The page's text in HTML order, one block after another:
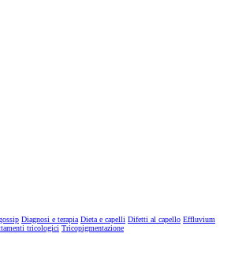
Diagnosi e terapia Dieta e capelli Difetti al capello Effluvium
tricologici Tricopigmentazione